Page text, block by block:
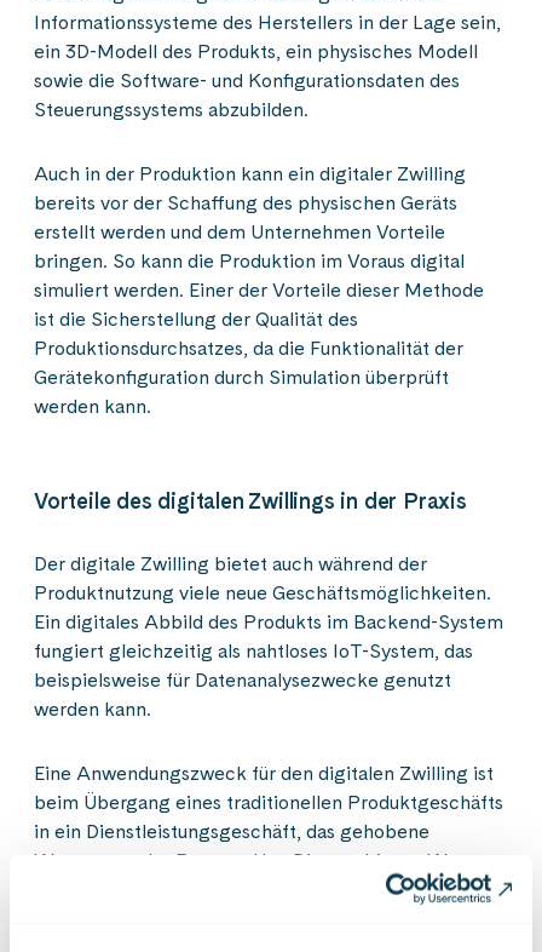
Informationssysteme des Herstellers in der Lage sein,
ein 3D-Modell des Produkts, ein physisches Modell
sowie die Software- und Konfigurationsdaten des
Steuerungssystems abzubilden.
Auch in der Produktion kann ein digitaler Zwilling
bereits vor der Schaffung des physischen Geräts
erstellt werden und dem Unternehmen Vorteile
bringen. So kann die Produktion im Voraus digital
simuliert werden. Einer der Vorteile dieser Methode
ist die Sicherstellung der Qualität des
Produktionsdurchsatzes, da die Funktionalität der
Gerätekonfiguration durch Simulation überprüft
werden kann.
Vorteile des digitalen Zwillings in der Praxis
Der digitale Zwilling bietet auch während der
Produktnutzung viele neue Geschäftsmöglichkeiten.
Ein digitales Abbild des Produkts im Backend-System
fungiert gleichzeitig als nahtloses IoT-System, das
beispielsweise für Datenanalysezwecke genutzt
werden kann.
Eine Anwendungszweck für den digitalen Zwilling ist
beim Übergang eines traditionellen Produktgeschäfts
in ein Dienstleistungsgeschäft, das gehobene
Wartungs- oder Pay-per-Use-Dienste bietet. Wenn
der finanzielle Nutzen eines Geräts oder einer